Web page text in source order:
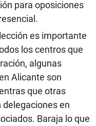
para oposiciones
es importante
los centros que
algunas
Alicante son
que otras
en
Baraja lo que